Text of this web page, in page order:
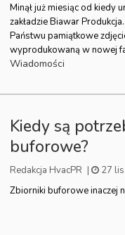
Minął już miesiąc od kiedy
zakładzie Biawar
Państwu pamiątkowe
wyprodukowaną w nowej
Wiadomości
Kiedy są
buforowe?
Redakcja HvacPR |
27
Zbiorniki buforowe inaczej